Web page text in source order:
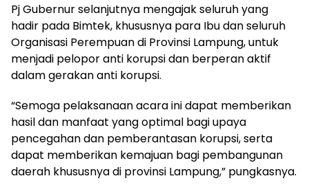
Pj Gubernur selanjutnya mengajak seluruh yang
hadir pada Bimtek, khususnya para Ibu dan seluruh
Organisasi Perempuan di Provinsi Lampung, untuk
menjadi pelopor anti korupsi dan berperan aktif
dalam gerakan anti korupsi.
“Semoga pelaksanaan acara ini dapat memberikan
hasil dan manfaat yang optimal bagi upaya
pencegahan dan pemberantasan korupsi, serta
dapat memberikan kemajuan bagi pembangunan
daerah khususnya di provinsi Lampung,” pungkasnya.